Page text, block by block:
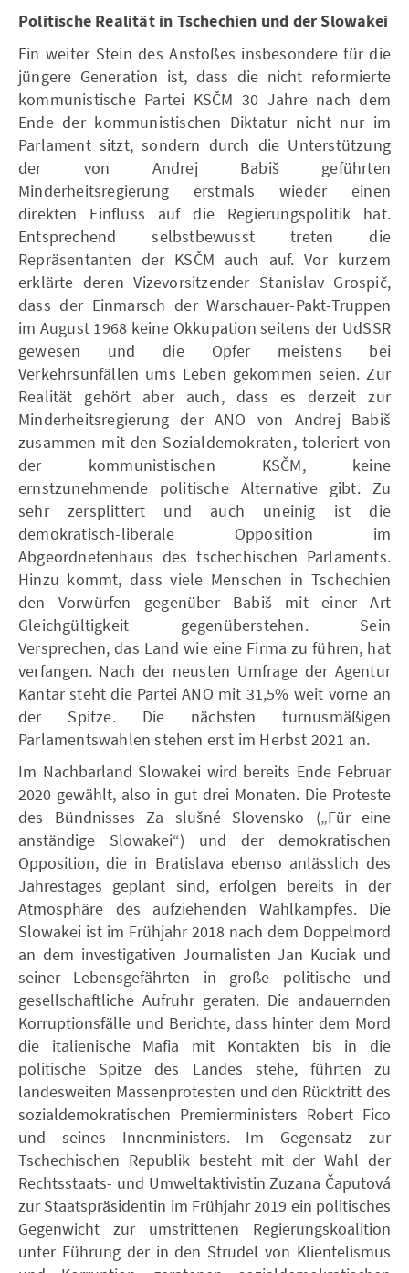
Politische Realität in Tschechien und der Slowakei
Ein weiter Stein des Anstoßes insbesondere für die
jüngere Generation ist, dass die nicht reformierte
kommunistische Partei KSČM 30 Jahre nach dem
Ende der kommunistischen Diktatur nicht nur im
Parlament sitzt, sondern durch die Unterstützung
der von Andrej Babiš geführten
Minderheitsregierung erstmals wieder einen
direkten Einfluss auf die Regierungspolitik hat.
Entsprechend selbstbewusst treten die
Repräsentanten der KSČM auch auf. Vor kurzem
erklärte deren Vizevorsitzender Stanislav Grospič,
dass der Einmarsch der Warschauer-Pakt-Truppen
im August 1968 keine Okkupation seitens der UdSSR
gewesen und die Opfer meistens bei
Verkehrsunfällen ums Leben gekommen seien. Zur
Realität gehört aber auch, dass es derzeit zur
Minderheitsregierung der ANO von Andrej Babiš
zusammen mit den Sozialdemokraten, toleriert von
der kommunistischen KSČM, keine
ernstzunehmende politische Alternative gibt. Zu
sehr zersplittert und auch uneinig ist die
demokratisch-liberale Opposition im
Abgeordnetenhaus des tschechischen Parlaments.
Hinzu kommt, dass viele Menschen in Tschechien
den Vorwürfen gegenüber Babiš mit einer Art
Gleichgültigkeit gegenüberstehen. Sein
Versprechen, das Land wie eine Firma zu führen, hat
verfangen. Nach der neusten Umfrage der Agentur
Kantar steht die Partei ANO mit 31,5% weit vorne an
der Spitze. Die nächsten turnusmäßigen
Parlamentswahlen stehen erst im Herbst 2021 an.
Im Nachbarland Slowakei wird bereits Ende Februar
2020 gewählt, also in gut drei Monaten. Die Proteste
des Bündnisses Za slušné Slovensko („Für eine
anständige Slowakei“) und der demokratischen
Opposition, die in Bratislava ebenso anlässlich des
Jahrestages geplant sind, erfolgen bereits in der
Atmosphäre des aufziehenden Wahlkampfes. Die
Slowakei ist im Frühjahr 2018 nach dem Doppelmord
an dem investigativen Journalisten Jan Kuciak und
seiner Lebensgefährten in große politische und
gesellschaftliche Aufruhr geraten. Die andauernden
Korruptionsfälle und Berichte, dass hinter dem Mord
die italienische Mafia mit Kontakten bis in die
politische Spitze des Landes stehe, führten zu
landesweiten Massenprotesten und den Rücktritt des
sozialdemokratischen Premierministers Robert Fico
und seines Innenministers. Im Gegensatz zur
Tschechischen Republik besteht mit der Wahl der
Rechtsstaats- und Umweltaktivistin Zuzana Čaputová
zur Staatspräsidentin im Frühjahr 2019 ein politisches
Gegenwicht zur umstrittenen Regierungskoalition
unter Führung der in den Strudel von Klientelismus